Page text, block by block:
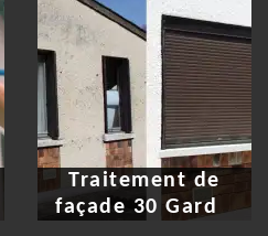
Traitement de
façade 30 Gard